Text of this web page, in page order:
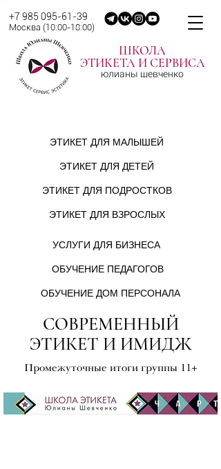
+7 985 095-61-39
Москва (10:00-18:00)
ШКОЛА
ЭТИКЕТА И СЕРВИСА
юлианы шевченко
ЭТИКЕТ ДЛЯ МАЛЫШЕЙ
ЭТИКЕТ ДЛЯ ДЕТЕЙ
ЭТИКЕТ ДЛЯ ПОДРОСТКОВ
ЭТИКЕТ ДЛЯ ВЗРОСЛЫХ
УСЛУГИ ДЛЯ БИЗНЕСА
ОБУЧЕНИЕ ПЕДАГОГОВ
ОБУЧЕНИЕ ДОМ ПЕРСОНАЛА
СОВРЕМЕННЫЙ
ЭТИКЕТ И ИМИДЖ
Промежуточные итоги группы 11+